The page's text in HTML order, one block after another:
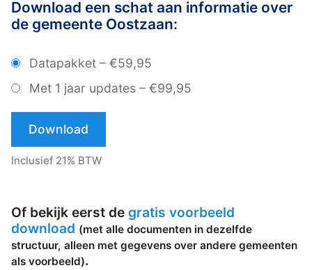
Download een schat aan informatie over
de gemeente Oostzaan:
Datapakket – €59,95
Met 1 jaar updates – €99,95
Download
Inclusief 21% BTW
Of bekijk eerst de gratis voorbeeld
download (met alle documenten in dezelfde
structuur, alleen met gegevens over andere gemeenten
als voorbeeld).